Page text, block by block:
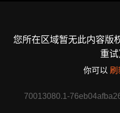
您所在区域暂无此内容版
重试
你可以 刷
70013080.1-